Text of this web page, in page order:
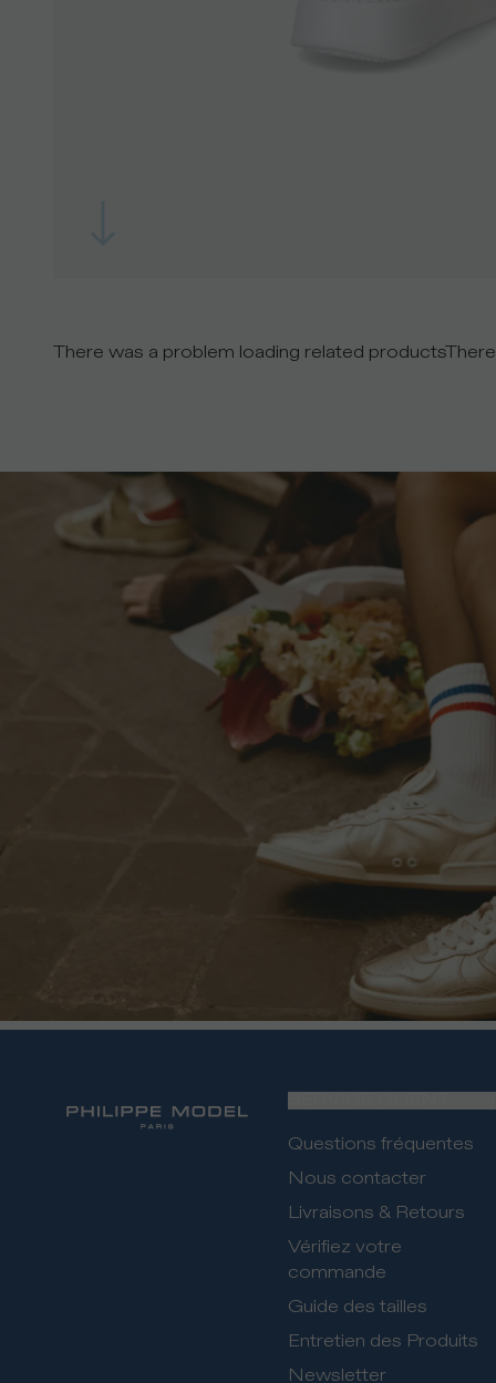
There was a problem loading related products
Questions fréquentes
Nous contacter
Livraisons & Retours
Vérifiez votre
commande
Guide des tailles
Entretien des Produits
Newsletter